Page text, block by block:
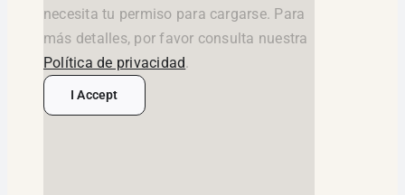
necesita tu permiso para cargarse. Para
más detalles, por favor consulta nuestra
Política de privacidad.
I Accept